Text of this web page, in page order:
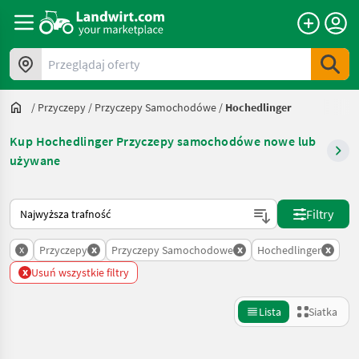
Przeglądaj oferty
/ Przyczepy / Przyczepy Samochodówe / Hochedlinger
Kup Hochedlinger Przyczepy samochodówe nowe lub
używane
Tak sortuje się na Landwirt.com
Filtry
x Przyczepy x Przyczepy Samochodowe x Hochedlinger x
x Usuń wszystkie filtry
Lista Siatka